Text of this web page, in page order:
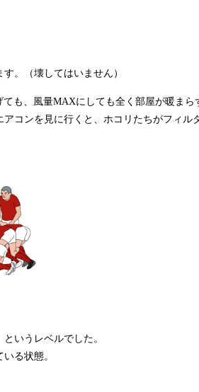
。（壊してはいません）
も、風量MAXにしても全く部屋が暖まら
アコンを見に行くと、ホコリたちがフィル
いうレベルでした。
る状態。